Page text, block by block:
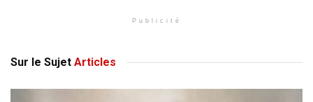
Publicité
Sur le Sujet Articles